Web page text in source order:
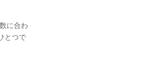
に合わ
とつで